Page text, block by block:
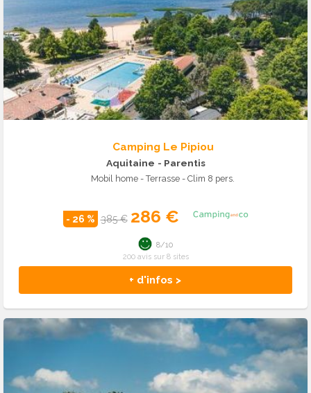
Camping Le Pipiou
Aquitaine - Parentis
Mobil home - Terrasse - Clim 8 pers.
- 26 % 385 € 286 €
+ d'infos >
8/10
200 avis sur 8 sites